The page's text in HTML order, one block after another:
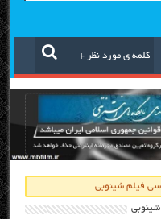
فیلم شینوبی